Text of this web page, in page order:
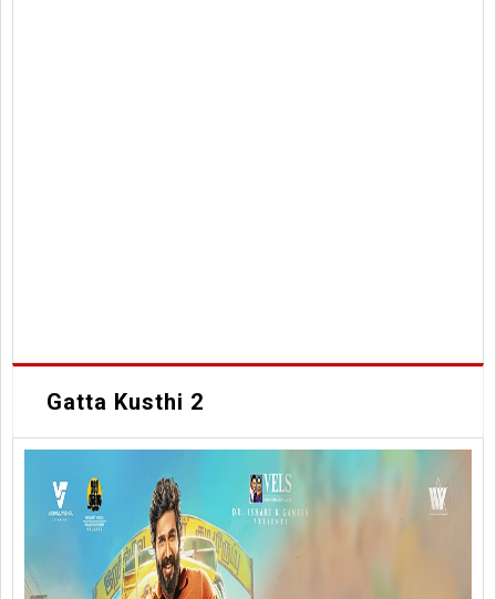
Gatta Kusthi 2